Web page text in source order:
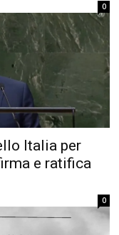
0
Italia per
e ratifica
0